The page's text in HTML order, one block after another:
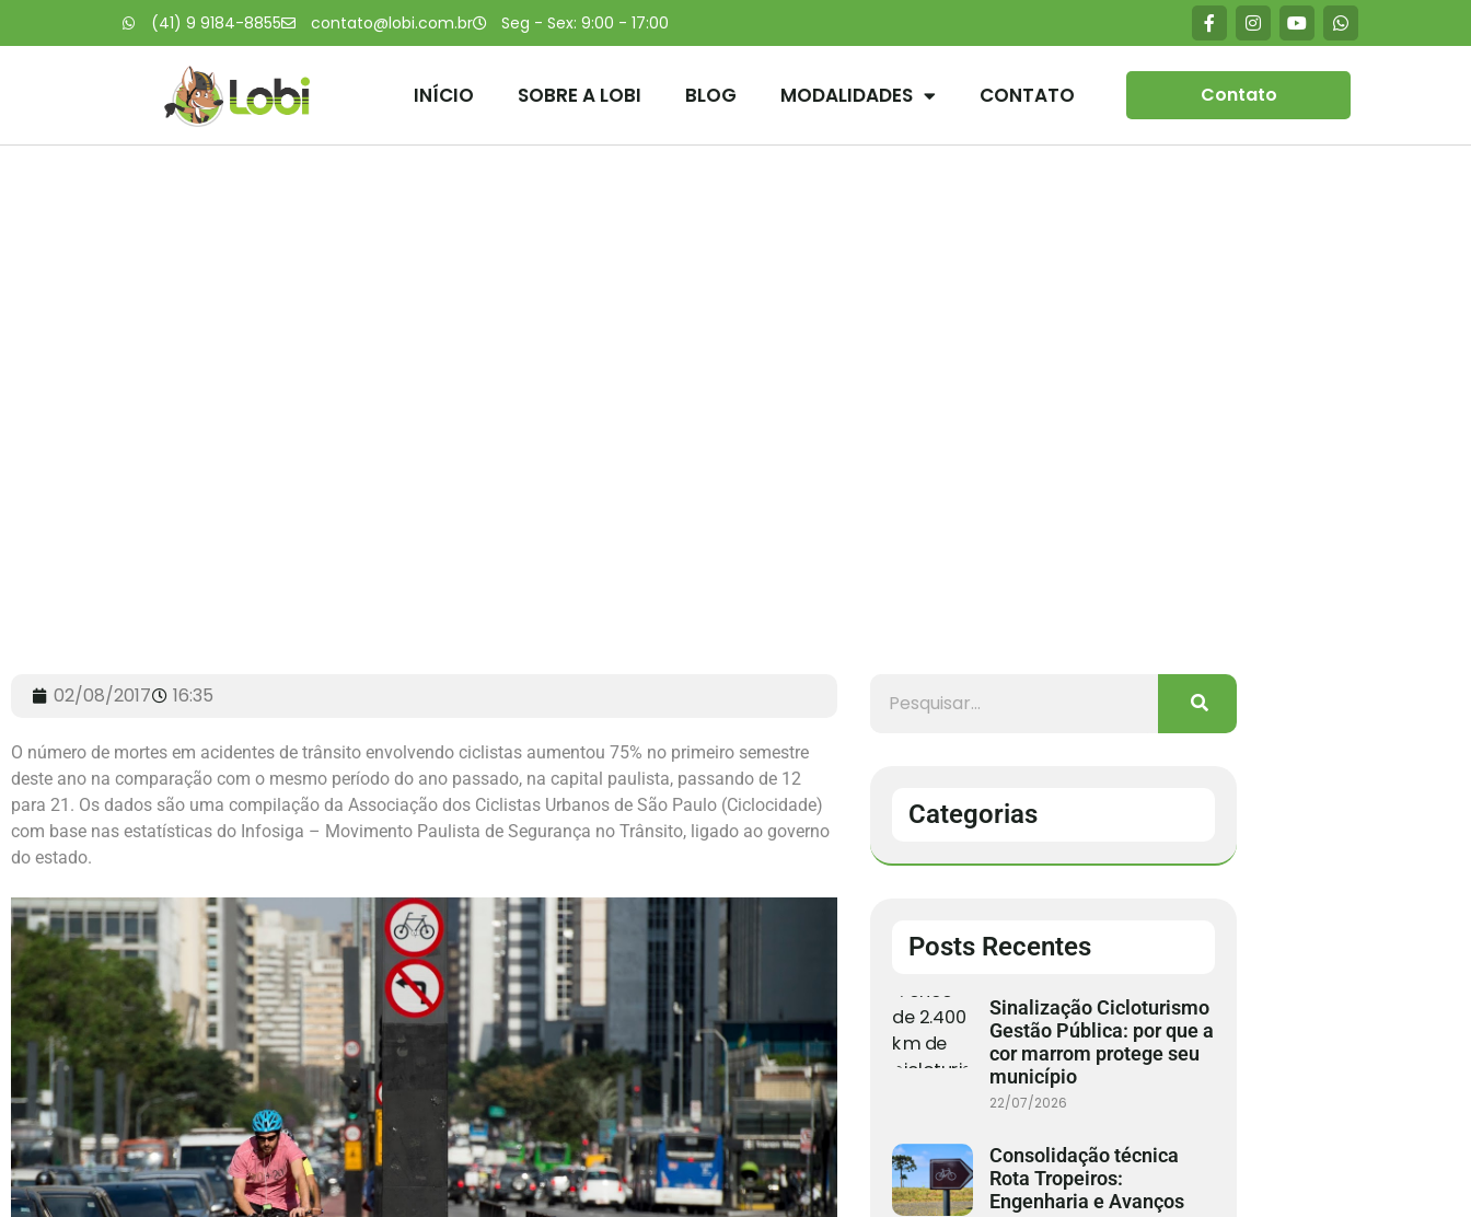
(41) 9 9184-8855 contato@lobi.com.br Seg - Sex: 9:00 - 17:00
INÍCIO SOBRE A LOBI BLOG MODALIDADES CONTATO Contato
02/08/2017 16:35
O número de mortes em acidentes de trânsito envolvendo ciclistas aumentou 75% no primeiro semestre
deste ano na comparação com o mesmo período do ano passado, na capital paulista, passando de 12
para 21. Os dados são uma compilação da Associação dos Ciclistas Urbanos de São Paulo (Ciclocidade)
com base nas estatísticas do Infosiga – Movimento Paulista de Segurança no Trânsito, ligado ao governo
do estado.
Categorias
Posts Recentes
Sinalização Cicloturismo
Gestão Pública: por que a
cor marrom protege seu
município
22/07/2026
Consolidação técnica
Rota Tropeiros:
Engenharia e Avanços